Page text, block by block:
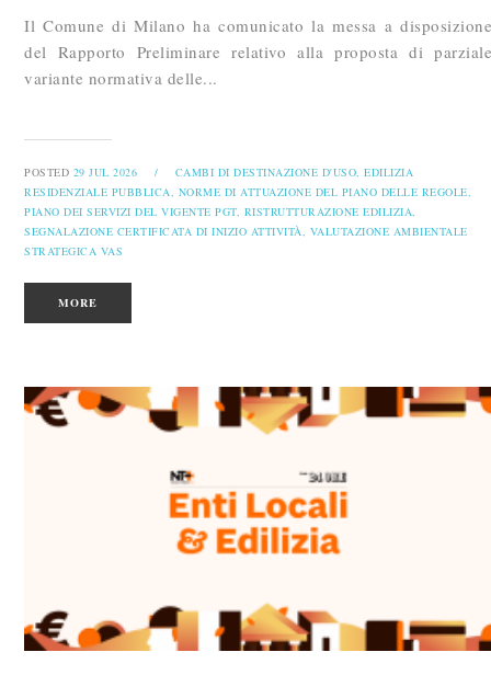
Il Comune di Milano ha comunicato la messa a
del Rapporto Preliminare relativo alla proposta di
variante normativa delle...
POSTED 29 JUL 2026 / CAMBI DI DESTINAZIONE D'USO, EDILIZIA
RESIDENZIALE PUBBLICA, NORME DI ATTUAZIONE DEL PIANO DELLE REGOLE,
PIANO DEI SERVIZI DEL VIGENTE PGT, RISTRUTTURAZIONE EDILIZIA,
SEGNALAZIONE CERTIFICATA DI INIZIO ATTIVITÀ, VALUTAZIONE AMBIENTALE
STRATEGICA VAS
MORE